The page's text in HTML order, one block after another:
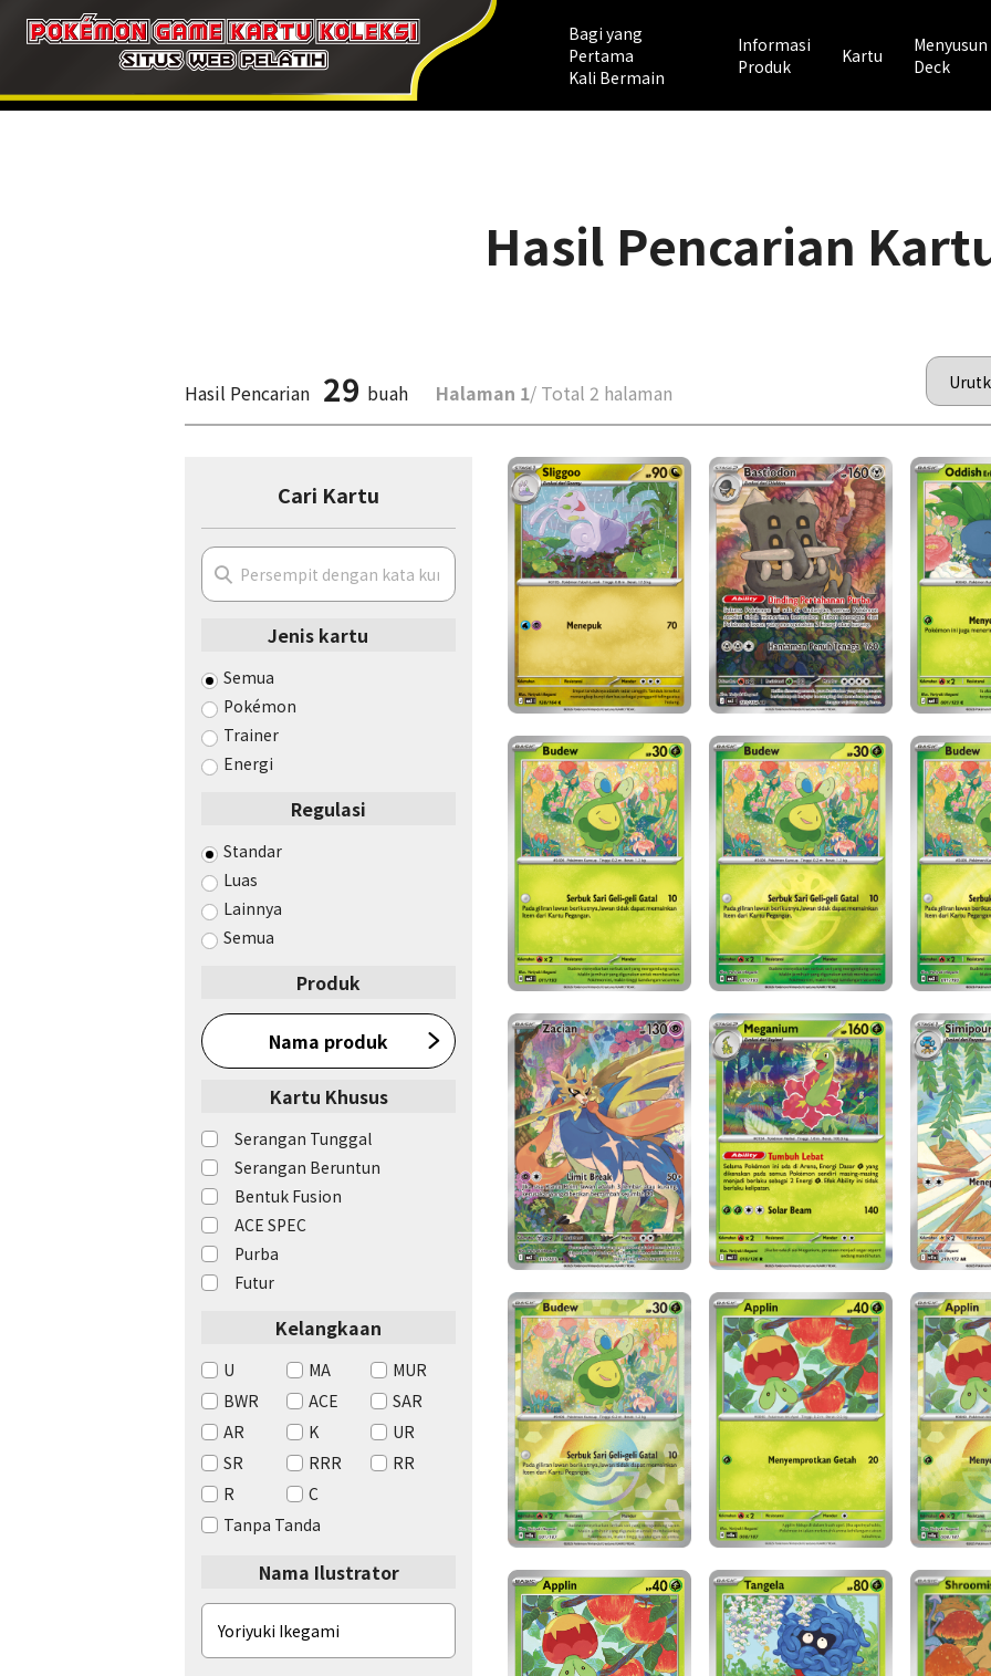
Bagi yang
Pertama
Kali Bermain
Informasi
Produk
Kartu
Menyusun
Deck
Hasil Pencarian
Hasil Pencarian 29 buah Halaman 1/ Total 2 halaman
Cari Kartu
Jenis kartu
Semua
Pokémon
Trainer
Energi
Regulasi
Standar
Luas
Lainnya
Semua
Produk
Nama produk
Kartu Khusus
Serangan Tunggal
Serangan Beruntun
Bentuk Fusion
ACE SPEC
Purba
Futur
Kelangkaan
U MA
MUR
BWR
ACE
SAR
AR
K
UR
SR
RRR
RR
R
C
Tanpa Tanda
Nama Ilustrator